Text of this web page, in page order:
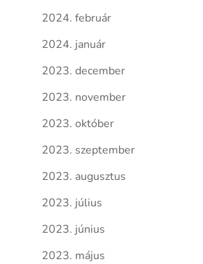
2024. február
2024. január
2023. december
2023. november
2023. október
2023. szeptember
2023. augusztus
2023. július
2023. június
2023. május